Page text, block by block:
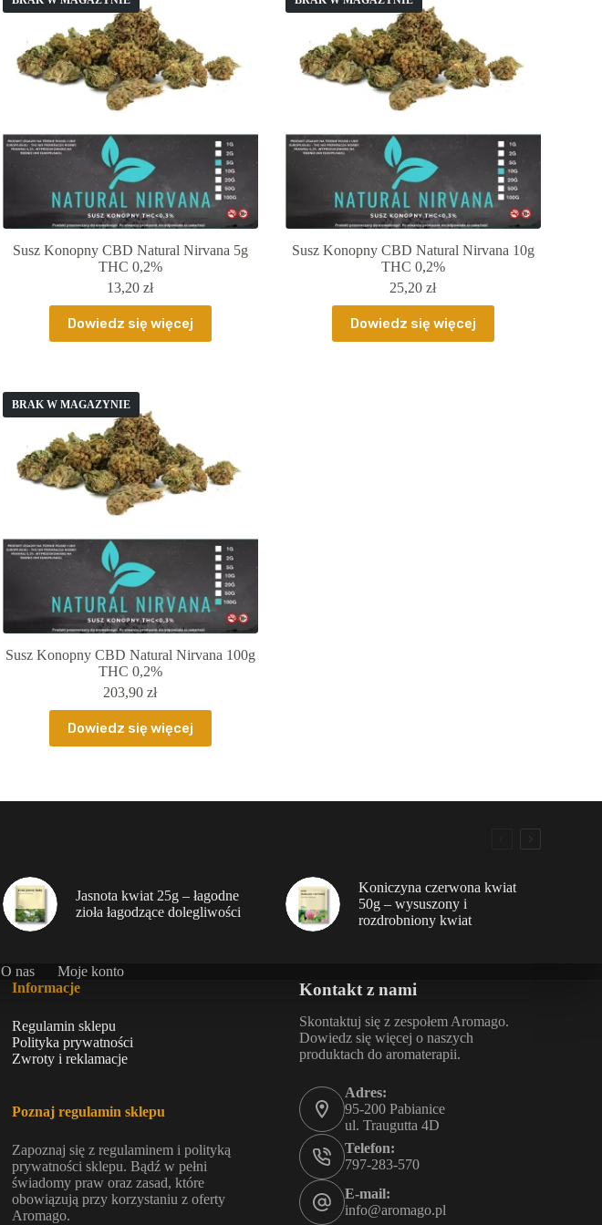
Susz Konopny CBD Natural Nirvana 5g
THC 0,2%
13,20zł
Dowiedz się więcej
Susz Konopny CBD Natural Nirvana 10g
THC 0,2%
25,20zł
Dowiedz się więcej
BRAK W MAGAZYNIE
Susz Konopny CBD Natural Nirvana 100g
THC 0,2%
203,90zł
Dowiedz się więcej
Jasnota kwiat 25g – łagodne
zioła łagodzące dolegliwości
Koniczyna czerwona kwiat
50g – wysuszony i
rozdrobniony kwiat
O nas
Moje konto
Informacje
Regulamin sklepu
Polityka prywatności
Zwroty i reklamacje
Poznaj regulamin sklepu
Zapoznaj się z regulaminem i polityką
prywatności sklepu. Bądź w pełni
świadomy praw oraz zasad, które
obowiązują przy korzystaniu z oferty
Aromago.
Kontakt z nami
Skontaktuj się z zespołem Aromago.
Dowiedz się więcej o naszych
produktach do aromaterapii.
Adres:
95-200 Pabianice
ul. Traugutta 4D
Telefon:
797-283-570
E-mail:
info@aromago.pl